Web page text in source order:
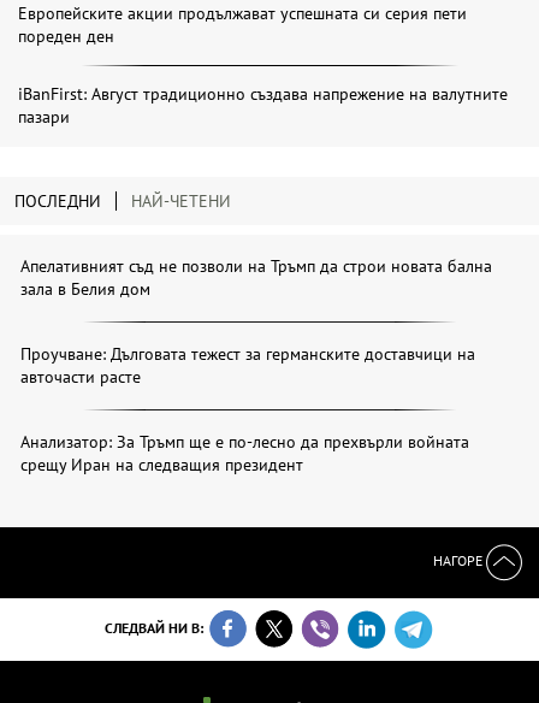
Европейските акции продължават успешната си серия пети
пореден ден
iBanFirst: Август традиционно създава напрежение на валутните
пазари
ПОСЛЕДНИ НАЙ-ЧЕТЕНИ
Апелативният съд не позволи на Тръмп да строи новата бална
зала в Белия дом
Проучване: Дълговата тежест за германските доставчици на
авточасти расте
Анализатор: За Тръмп ще е по-лесно да прехвърли войната
срещу Иран на следващия президент
НАГОРЕ
СЛЕДВАЙ НИ В: